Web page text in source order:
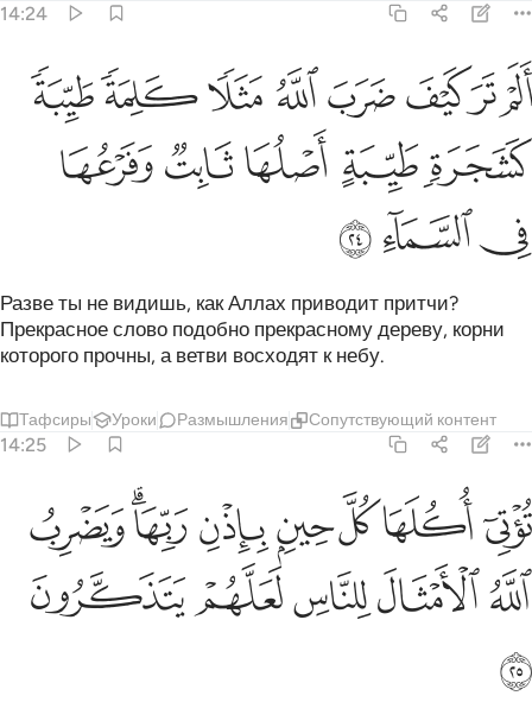
14:24
الم تر كيف ضرب الله مثلا كلمة طيبة كشجرة طيبة اصلها ثابت وفرعها
أَلَمْ تَرَ كَيْفَ ضَرَبَ ٱللَّهُ مَثَلًۭا كَلِمَةًۭ طَيِّبَةًۭ كَشَجَرَةٍۢ
ﳀﳁﳂﳃﳄﳅﳆﳇ
ﳈﳉ ﳊﳋﳌ
ﳍﳎﳏ
Разве ты не видишь, как Аллах приводит притчи?
Прекрасное слово подобно прекрасному дереву, корни
которого прочны, а ветви восходят к небу.
Тафсиры Уроки Размышления Сопутствующий контент
14:25
توتي اكلها كل حين باذن ربها ويضرب الله الامثال للناس لعلهم يتذكرون
تُؤْتِىٓ أُكُلَهَا كُلَّ حِينٍۭ بِإِذْنِ رَبِّهَا ۗ وَيَضْرِبُ ٱللَّهُ ٱلْأَمْثَالَ لِلنَّاسِ لَعَلَّهُمْ
ﱁﱂﱃﱄﱅﱆﱇﱈ
ﱉﱊﱋﱌﱍ
ﱎ